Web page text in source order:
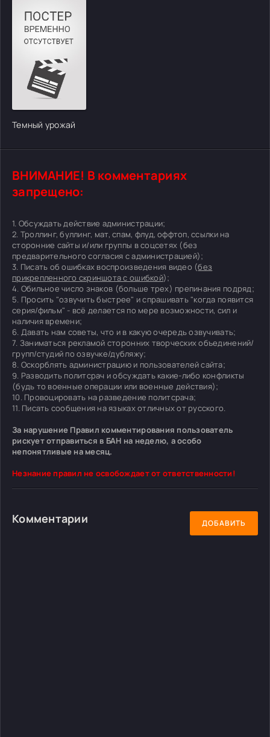
Темный урожай
ВНИМАНИЕ! В комментариях
запрещено:
1. Обсуждать действие администрации;
2. Троллинг, буллинг, мат, спам, флуд, оффтоп, ссылки на
сторонние сайты и/или группы в соцсетях (без
предварительного согласия с администрацией);
3. Писать об ошибках воспроизведения видео (без
прикрепленного скриншота с ошибкой);
4. Обильное число знаков (больше трех) препинания подряд;
5. Просить "озвучить быстрее" и спрашивать "когда появится
серия/фильм" - всё делается по мере возможности, сил и
наличия времени;
6. Давать нам советы, что и в какую очередь озвучивать;
7. Заниматься рекламой сторонних творческих объединений/
групп/студий по озвучке/дубляжу;
8. Оскорблять администрацию и пользователей сайта;
9. Разводить политсрач и обсуждать какие-либо конфликты
(будь то военные операции или военные действия);
10. Провоцировать на разведение политсрача;
11. Писать сообщения на языках отличных от русского.
За нарушение Правил комментирования пользователь
рискует отправиться в БАН на неделю, а особо
непонятливые на месяц.
Незнание правил не освобождает от ответственности!
Комментарии ДОБАВИТЬ